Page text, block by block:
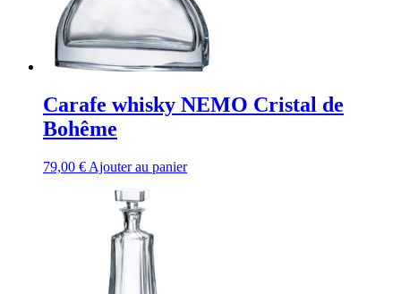
Carafe whisky NEMO Cristal de
Bohême
79,00 € Ajouter au panier